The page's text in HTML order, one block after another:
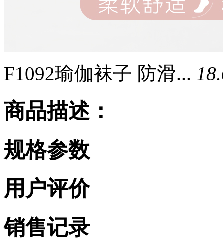
F1092瑜伽袜子 防滑...
商品描述：
规格参数
用户评价
销售记录